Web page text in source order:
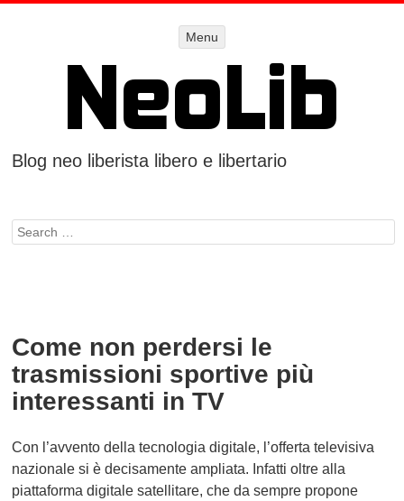
Menu
Blog neo liberista libero e libertario
Search
Come non perdersi le
trasmissioni sportive più
interessanti in TV
Con l’avvento della tecnologia digitale, l’offerta televisiva
nazionale si è decisamente ampliata. Infatti oltre alla
piattaformadigitale satellitare, che da sempre propone